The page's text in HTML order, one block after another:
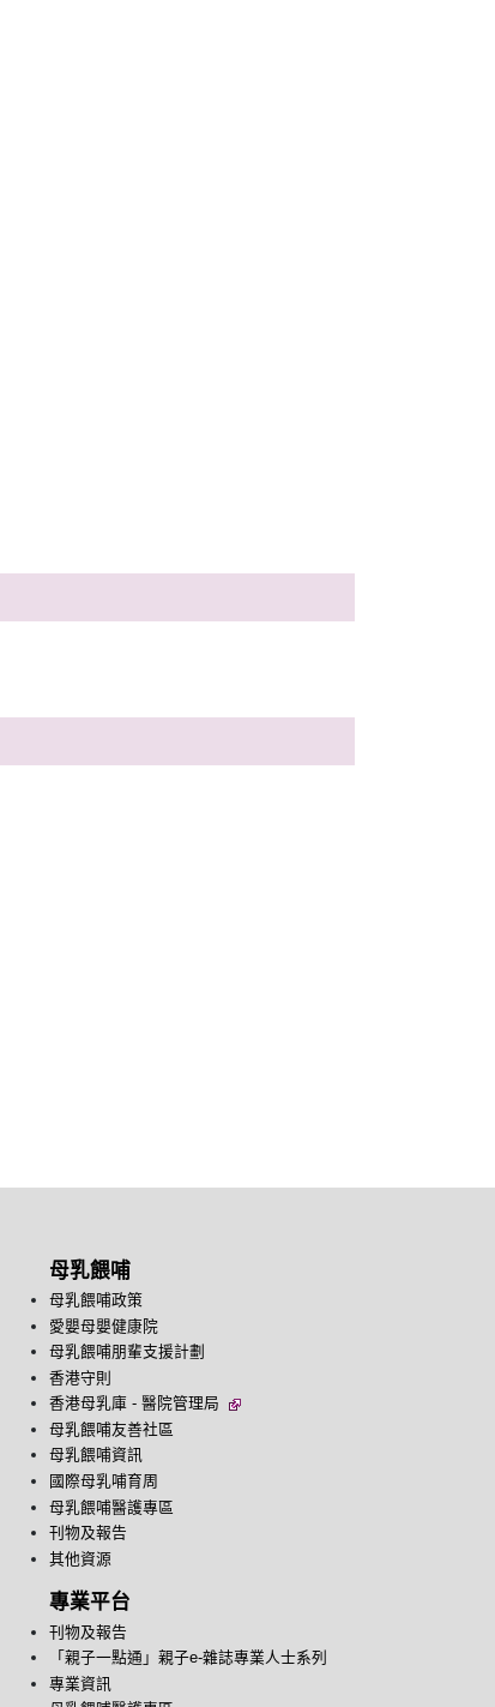
母乳餵哺
母乳餵哺政策
愛嬰母嬰健康院
母乳餵哺朋輩支援計劃
香港守則
香港母乳庫 - 醫院管理局
母乳餵哺友善社區
母乳餵哺資訊
國際母乳哺育周
母乳餵哺醫護專區
刊物及報告
其他資源
專業平台
刊物及報告
「親子一點通」親子e-雜誌專業人士系列
專業資訊